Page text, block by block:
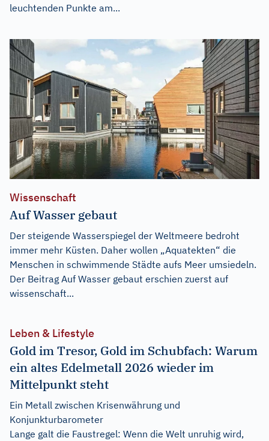
leuchtenden Punkte am...
Wissenschaft
Auf Wasser gebaut
Der steigende Wasserspiegel der Weltmeere bedroht
immer mehr Küsten. Daher wollen „Aquatekten“ die
Menschen in schwimmende Städte aufs Meer umsiedeln.
Der Beitrag Auf Wasser gebaut erschien zuerst auf
wissenschaft...
Leben & Lifestyle
Gold im Tresor, Gold im Schubfach: Warum
ein altes Edelmetall 2026 wieder im
Mittelpunkt steht
Ein Metall zwischen Krisenwährung und
Konjunkturbarometer
Lange galt die Faustregel: Wenn die Welt unruhig wird,